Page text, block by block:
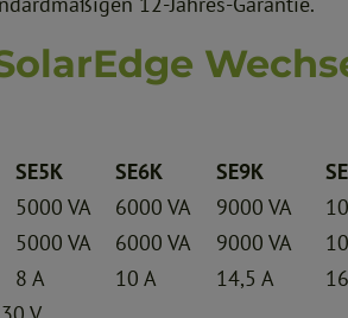
SE5K SE6K SE9K
5000 VA 6000 VA 9000 VA
5000 VA 6000 VA 9000 VA
8 A 10 A 14,5 A